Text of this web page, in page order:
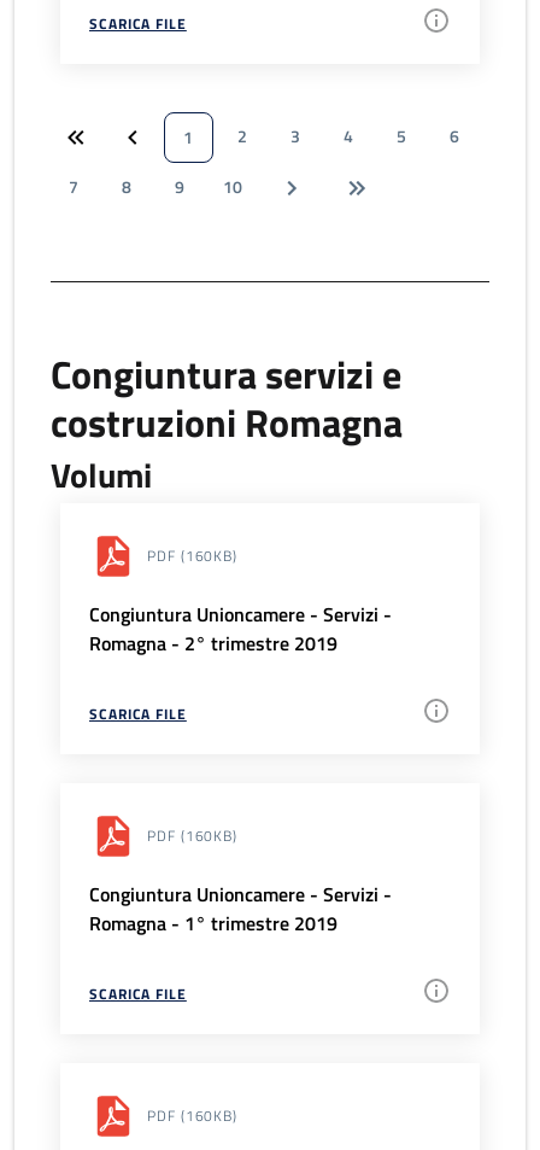
SCARICA FILE
1 2 3 4 5
6
7
8 9 10
Congiuntura servizi e
costruzioni Romagna
Volumi
PDF (160KB)
Congiuntura Unioncamere - Servizi -
Romagna - 2° trimestre 2019
SCARICA FILE
PDF (160KB)
Congiuntura Unioncamere - Servizi -
Romagna - 1° trimestre 2019
SCARICA FILE
PDF (160KB)